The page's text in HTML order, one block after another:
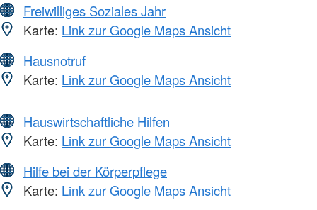
Freiwilliges Soziales Jahr
Karte: Link zur Google Maps Ansicht
Hausnotruf
Karte: Link zur Google Maps Ansicht
Hauswirtschaftliche Hilfen
Karte: Link zur Google Maps Ansicht
Hilfe bei der Körperpflege
Karte: Link zur Google Maps Ansicht